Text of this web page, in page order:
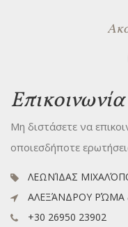
Επικοινωνία
Μη διστάσετε να
οποιεσδήποτε
ΛΕΩΝΊΔΑΣ
ΑΛΕΞΆΝΔΡΟΥ ΡΏΜΑ
+30 26950 23902